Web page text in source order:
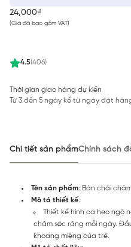
24,000₫
(Giá đã bao gồm VAT)
4.5(406)
Thời gian giao hàng dự kiến
Từ 3 đến 5 ngày kể từ ngày đặt
Chi tiết sản phẩmChính sách
Tên sản phẩm: Bàn chải
Mô tả thiết kế:
Thiết kế hình cá heo ngộ
chăm sóc răng mỗi ngày.
khoang miệng của trẻ.